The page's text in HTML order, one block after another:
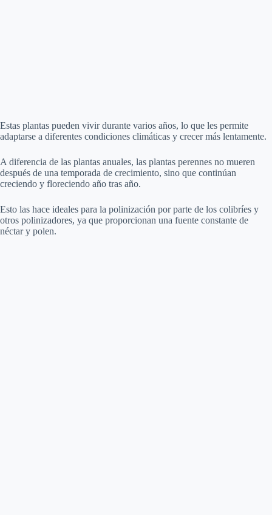
Estas plantas pueden vivir durante varios años, lo que les permite
adaptarse a diferentes condiciones climáticas y crecer más lentamente.
A diferencia de las plantas anuales, las plantas perennes no mueren
después de una temporada de crecimiento, sino que continúan
creciendo y floreciendo año tras año.
Esto las hace ideales para la polinización por parte de los colibríes y
otros polinizadores, ya que proporcionan una fuente constante de
néctar y polen.